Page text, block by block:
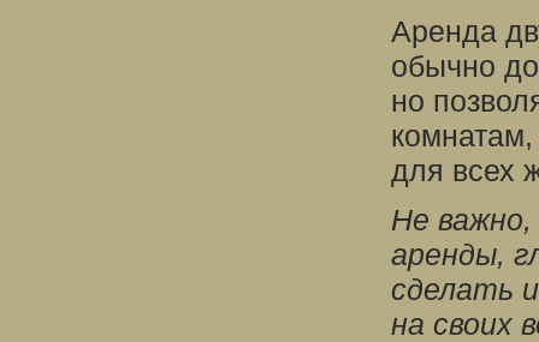
Аренда
обычно
но
для всех
Не
аренды,
сделать
на своих